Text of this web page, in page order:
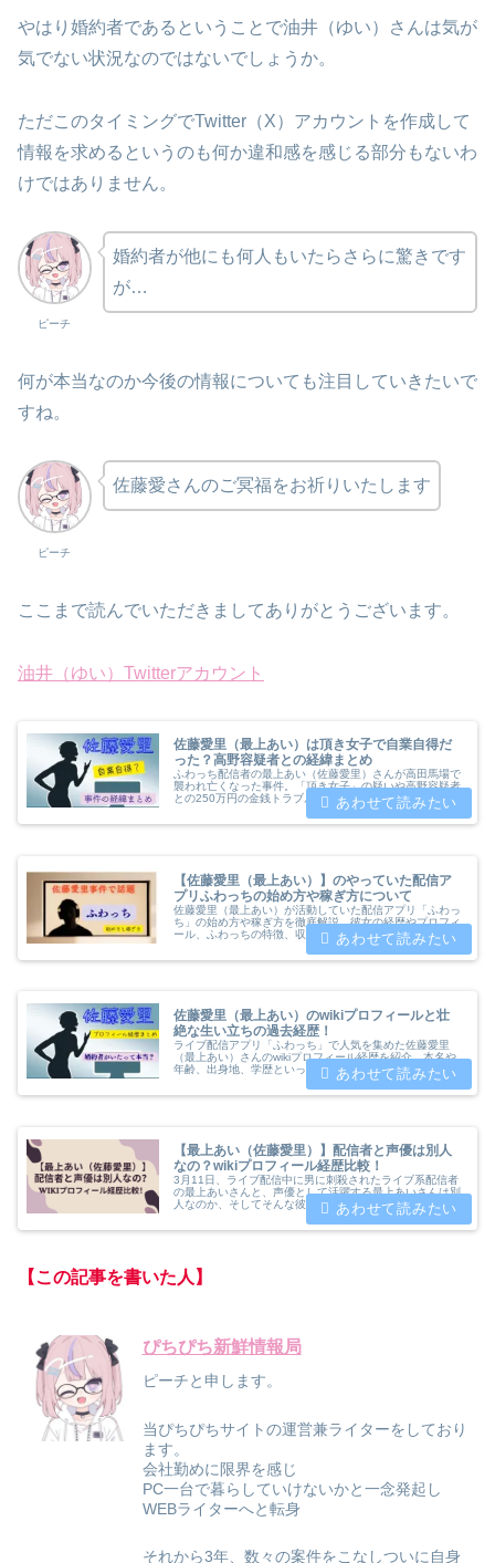
やはり婚約者であるということで油井（ゆい）さんは気が
気でない状況なのではないでしょうか。
ただこのタイミングでTwitter（X）アカウントを作成して
情報を求めるというのも何か違和感を感じる部分もないわ
けではありません。
ピーチ
婚約者が他にも何人もいたらさらに驚きです
が…
何が本当なのか今後の情報についても注目していきたいで
すね。
ピーチ
佐藤愛さんのご冥福をお祈りいたします
ここまで読んでいただきましてありがとうございます。
油井（ゆい）Twitterアカウント
佐藤愛里（最上あい）は頂き女子で自業自得だ
った？高野容疑者との経緯まとめ
ふわっち配信者の最上あい（佐藤愛里）さんが高田馬場で
襲われ亡くなった事件。「頂き女子」の疑いや高野容疑者
との250万円の金銭トラブル、裁判勝訴後も無視された経
緯など背景を詳細にまとめました。配信者の安全対策や
「自業自得論」の広がりについても解説しています。
【佐藤愛里（最上あい）】のやっていた配信ア
プリふわっちの始め方や稼ぎ方について
佐藤愛里（最上あい）が活動していた配信アプリ「ふわっ
ち」の始め方や稼ぎ方を徹底解説。彼女の経歴やプロフィ
ール、ふわっちの特徴、収入の仕組み、ポイントの換金方
法まで詳しく紹介します。これから配信を始めたい方必見
の情報です。
佐藤愛里（最上あい）のwikiプロフィールと壮
絶な生い立ちの過去経歴！
ライブ配信アプリ「ふわっち」で人気を集めた佐藤愛里
（最上あい）さんのwikiプロフィール経歴を紹介。本名や
年齢、出身地、学歴といった基本情報から、活動内容や勤
務していた飲食店についても詳しく解説。婚約者や働いて
いた飲食店についても紹介致します
【最上あい（佐藤愛里）】配信者と声優は別人
なの？wikiプロフィール経歴比較！
3月11日、ライブ配信中に男に刺殺されたライブ系配信者
の最上あいさんと、声優として活躍する最上あいさんは別
人なのか、そしてそんな彼女たちのプロフィールや経歴
（代表作品）についてwiki風にまとめたものを比較してご
紹介していきます。
【この記事を書いた人】
ぴちぴち新鮮情報局
ピーチと申します。
当ぴちぴちサイトの運営兼ライターをしており
ます。
会社勤めに限界を感じ
PC一台で暮らしていけないかと一念発起し
WEBライターへと転身
それから3年、数々の案件をこなしついに自身